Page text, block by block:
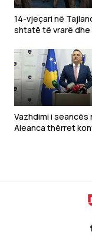
14-vjeçari në
shtatë të vrarë dhe
Vazhdimi i seancës
Aleanca thërret